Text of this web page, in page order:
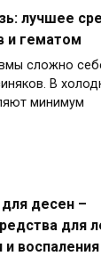
лучшее
и гематом
сложно
В
минимум
десен –
для
и воспаления